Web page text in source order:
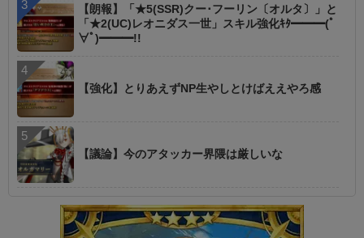
【朗報】「★5(SSR)クー･フーリン〔オルタ〕」と
「★2(UC)レオニダス一世」スキル強化ｷﾀ━━━(ﾟ
∀ﾟ)━━━!!
【強化】とりあえずNP生やしとけばええやろ感
【議論】今のアタッカー界隈は厳しいな